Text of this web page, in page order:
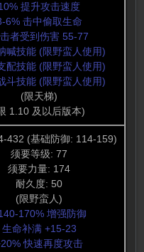
提升攻击速度
6% 击中偷取生命
者受到伤害 55-77
喊技能 (限野蛮人使用)
配技能 (限野蛮人使用)
斗技能 (限野蛮人使用)
(限天梯)
1.10 及以后版本)
432 (基础防御: 114-159)
须要等级: 77
须要力量: 174
耐久度: 50
(限野蛮人)
170% 增强防御
生命补满 +15-23
快速再度攻击